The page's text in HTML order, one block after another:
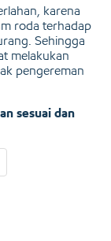
karena
roda terhadap
Sehingga
melakukan
pengereman
sesuai dan